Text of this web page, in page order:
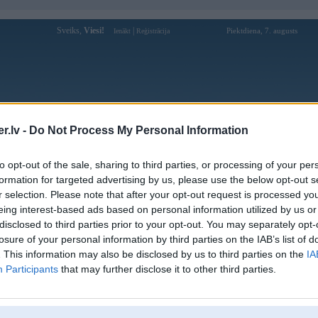
- Do Not Process My Personal Information
opt-out of the sale, sharing to third parties, or processing of your
for targeted advertising by us, please use the below opt-out
selection. Please note that after your opt-out request is processed
interest-based ads based on personal information utilized by us
to third parties prior to your opt-out. You may separately
of your personal information by third parties on the IAB’s list of
This information may also be disclosed by us to third parties on the
Participants that may further disclose it to other third parties.
Sveiks, Viesi! Ienākt Reģistrācija Piektdiena, 7. augusts
Forums Galerijas Reģistrācija Lietotāji
Lietotāja 99hiappcom profils
Lietotājvārds:
99hiappcom
Nodarbošanās:
99hi
Ziņojumi forumā:
0
[Pēdējie ziņojumi forumā]